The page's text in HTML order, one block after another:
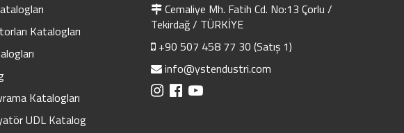
Katalogları
Katalogları
UDL Katalog
Cemaliye Mh. Fatih Cd. No:13 Çorlu /
Tekirdağ / TÜRKİYE
+90 507 458 77 30 (Satış 1)
info@ystendustri.com